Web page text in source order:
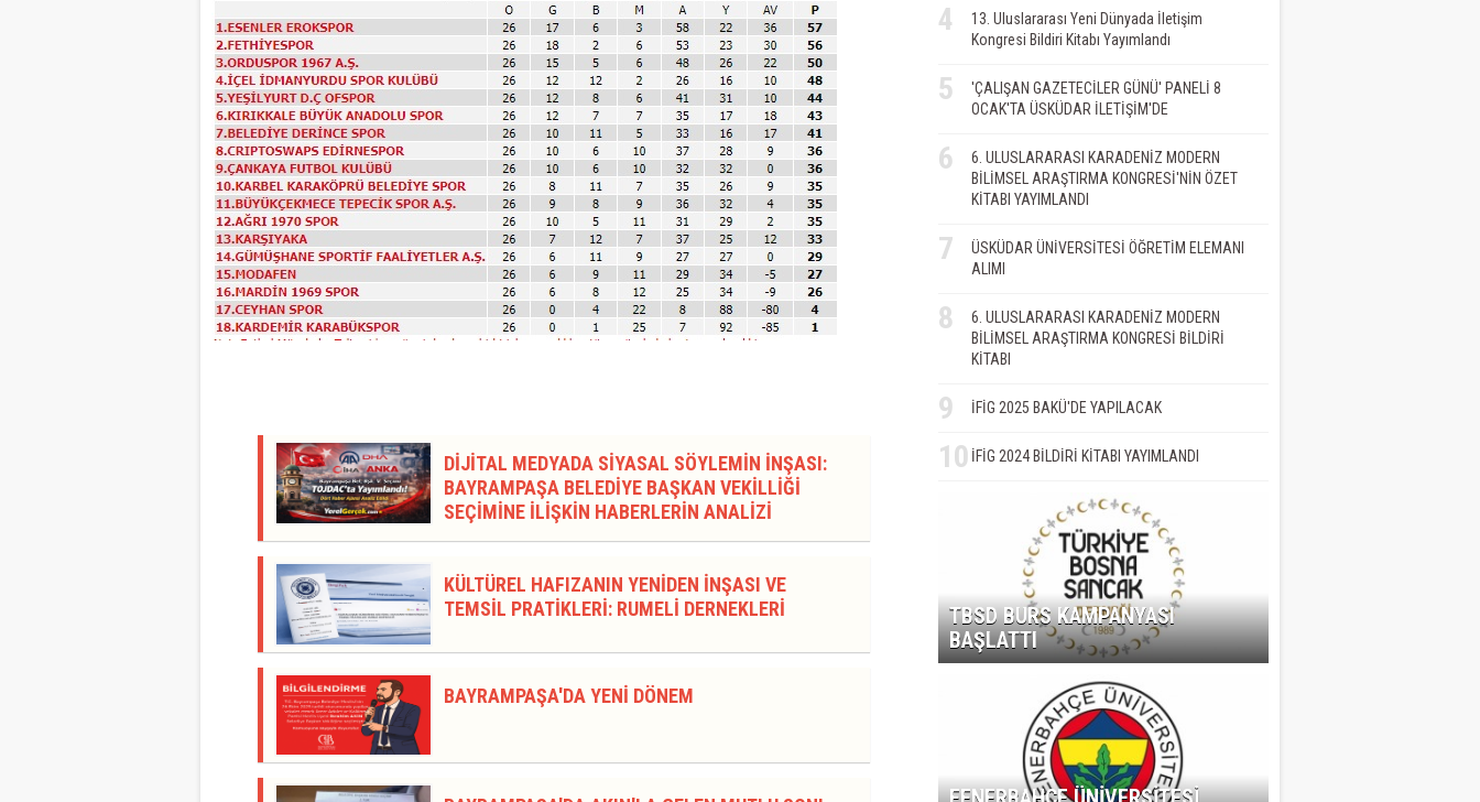
DİJİTAL MEDYADA SİYASAL SÖYLEMİN İNŞASI:
BAYRAMPAŞA BELEDİYE BAŞKAN VEKİLLİĞİ
SEÇİMİNE İLİŞKİN HABERLERİN ANALİZİ
KÜLTÜREL HAFIZANIN YENİDEN İNŞASI VE
TEMSİL PRATİKLERİ: RUMELİ DERNEKLERİ
BAYRAMPAŞA'DA YENİ DÖNEM
4
13. Uluslararası Yeni Dünyada İletişim
Kongresi Bildiri Kitabı Yayımlandı
5
'ÇALIŞAN GAZETECİLER GÜNÜ' PANELİ 8
OCAK'TA ÜSKÜDAR İLETİŞİM'DE
6
6. ULUSLARARASI KARADENİZ MODERN
BİLİMSEL ARAŞTIRMA KONGRESİ'NİN ÖZET
KİTABI YAYIMLANDI
7
ÜSKÜDAR ÜNİVERSİTESİ ÖĞRETİM ELEMANI
ALIMI
8
6. ULUSLARARASI KARADENİZ MODERN
BİLİMSEL ARAŞTIRMA KONGRESİ BİLDİRİ
KİTABI
9 İFİG 2025 BAKÜ'DE YAPILACAK
10 İFİG 2024 BİLDİRİ KİTABI YAYIMLANDI
TBSD BURS KAMPANYASI
BAŞLATTI